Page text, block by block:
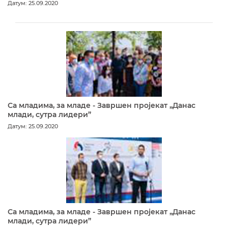
Датум: 25.09.2020
Са младима, за младе - Завршен пројекат „Данас
млади, сутра лидери”
Датум: 25.09.2020
Са младима, за младе - Завршен пројекат „Данас
млади, сутра лидери”